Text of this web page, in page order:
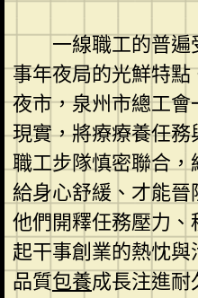
一線職工的普
事年夜局的光鮮特
夜市，泉州市總工
現實，將療療養任
職工步隊慎密聯合
給身心舒緩、才能
他們開釋任務壓力
起干事創業的熱忱
品質包養成長注進耐